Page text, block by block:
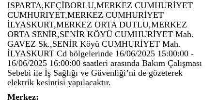
ISPARTA,KEÇİBORLU,MERKEZ CUMHURİYET
CUMHURIYET,MERKEZ CUMHURİYET
İLYASKURT,MERKEZ ORTA DUTLU,MERKEZ
ORTA SENİR,SENİR KÖYÜ CUMHURİYET Mah.
GAVEZ Sk.,SENİR Köyü CUMHURİYET Mah.
İLYASKURT Cd bölgelerinde 16/06/2025 15:00:00 -
16/06/2025 16:00:00 saatleri arasında Bakım Çalışması
Sebebi ile İş Sağlığı ve Güvenliği’ni de gözeterek
elektrik kesintisi yapılacaktır.
Merkez: